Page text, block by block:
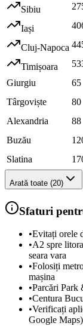
Sibiu
Iași
Cluj-Napoca
Timișoara
Giurgiu 65
Târgoviște 80
Alexandria 88
Buzău
Slatina
Arată toate (20)
Sfaturi
•Evitați orele
•A2 spre
seara vara
•Folosiți
mașina
•Parcări Park
•Centura
•Verificați
Google Maps)